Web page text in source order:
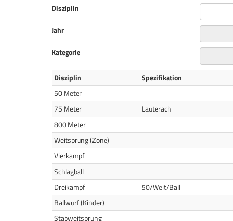
Disziplin
Jahr
Kategorie
Disziplin Spezifikation
50 Meter
75 Meter
Lauterach
800 Meter
Weitsprung (Zone)
Vierkampf
Schlagball
Dreikampf
50/Weit/Ball
Ballwurf (Kinder)
Stabweitsprung